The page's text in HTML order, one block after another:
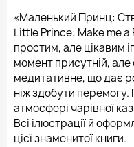
«Маленький Принц:
Little Prince: Make me
простим, але цікавим
момент присутній, але
медитативне, що дає
ніж здобути перемогу.
атмосфері чарівної
Всі ілюстрації й
цієї знаменитої книги.